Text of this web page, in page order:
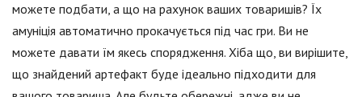
можете подбати, а що на рахунок ваших товаришів? Їх
амуніція автоматично прокачується під час гри. Ви не
можете давати їм якесь спорядження. Хіба що, ви вирішите,
що знайдений артефакт буде ідеально підходити для